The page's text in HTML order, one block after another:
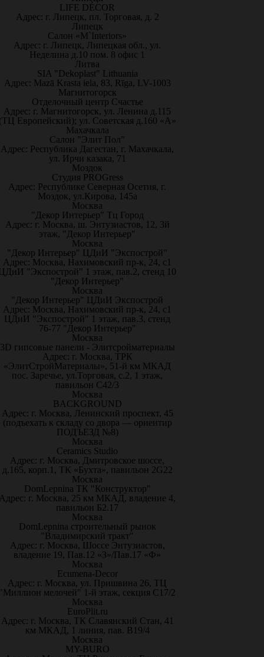
LIFE DÉCOR
Адрес: г. Липецк, пл. Торговая, д. 2
Липецк
Салон «M`Interiors»
Адрес: г. Липецк, Липецкая обл., ул.
Неделина д.10 пом. 8 офис 1
Литва
SIA "Dekoplast" Lithuania
Адрес: Mazā Krasta iela, 83, Rīga, LV-1003
Магнитогорск
Отделочный центр Счастье
Адрес: г. Магнитогорск, ул. Ленина д.115
Европейский); ул. Советская д.160 «А»
Махачкала
Салон "Элит Пол"
Адрес: Республика Дагестан, г. Махачкала,
ул. Ирчи казака, 71
Моздок
Студия PROGress
Адрес: Республике Северная Осетия, г.
Моздок, ул.Кирова, 145а
Москва
"Декор Интерьер" Тц Город
Адрес: г. Москва, ш. Энтузиастов, 12, 3й
этаж, "Декор Интерьер"
Москва
"Декор Интерьер" ЦДиИ "Экспострой"
Адрес: Москва, Нахимовский пр-к, 24, с1
"Экспострой" 1 этаж, пав.2, стенд 10
"Декор Интерьер"
Москва
"Декор Интерьер" ЦДиИ Экспострой
Адрес: Москва, Нахимовский пр-к, 24, с1
ЦДиИ "Экспострой" 1 этаж, пав.3, стенд
76-77 "Декор Интерьер"
Москва
3D гипсовые панели - Элитсройматериалы
Адрес: г. Москва, ТРК
«ЭлитСтройМатериалы», 51-й км МКАД
пос. Заречье, ул.Торговая, с.2, 1 этаж,
павильон С42/3
Москва
BACKGROUND
Адрес: г. Москва, Ленинский проспект, 45
(подъехать к складу со двора — ориентир
ПОДЪЕЗД №8)
Москва
Ceramics Studio
Адрес: г. Москва, Дмитровское шоссе,
д.165, корп.1, ТК «Бухта», павильон 2G22
Москва
DomLepnina ТК "Конструктор"
г. Москва, 25 км МКАД, владение 4,
павильон Б2.17
Москва
DomLepnina строительный рынок
"Владимирский тракт"
Адрес: г. Москва, Шоссе Энтузиастов,
владение 19, Пав.12 «З»/Пав.17 «Ф»
Москва
Ecumena-Decor
Адрес: г. Москва, ул. Пришвина 26, ТЦ
мелочей" 1-й этаж, секция С17/2
Москва
EuroPlit.ru
Адрес: г. Москва, ТК Славянский Стан, 41
км МКАД, 1 линия, пав. В19/4
Москва
MY-BURO